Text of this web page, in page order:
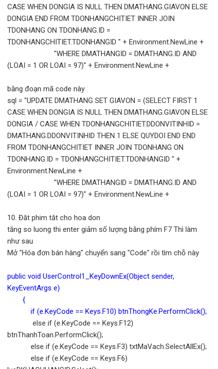
CASE WHEN DONGIA IS NULL THEN DMATHANG.GIAVON ELSE
DONGIA END FROM TDONHANGCHITIET INNER JOIN
TDONHANG ON TDONHANG.ID =
TDONHANGCHITIET.TDONHANGID " + Environment.NewLine +
"WHERE DMATHANGID = DMATHANG.ID AND
(LOAI = 1 OR LOAI = 97)" + Environment.NewLine +
bằng đoạn mã code này
sql = "UPDATE DMATHANG SET GIAVON = (SELECT FIRST 1
CASE WHEN DONGIA IS NULL THEN DMATHANG.GIAVON ELSE
DONGIA / CASE WHEN TDONHANGCHITIET.DDONVITINHID =
DMATHANG.DDONVITINHID THEN 1 ELSE QUYDOI END END
FROM TDONHANGCHITIET INNER JOIN TDONHANG ON
TDONHANG.ID = TDONHANGCHITIET.TDONHANGID " +
Environment.NewLine +
"WHERE DMATHANGID = DMATHANG.ID AND
(LOAI = 1 OR LOAI = 97)" + Environment.NewLine +
10. Đăt phim tăt cho hoa don
tăng so luong thi enter giảm số lượng bằng phím F7 Thì làm
như sau
Mở "Hóa đơn bán hàng" chuyển sang "Code" rồi tìm chỗ này
public void UserControl1_KeyDownEx(Object sender,
KeyEventArgs e)
{
if (e.KeyCode == Keys.F10) btnThongKe.PerformClick();
else if (e.KeyCode == Keys.F12)
btnThanhToan.PerformClick();
else if (e.KeyCode == Keys.F3) txtMaVach.SelectAllEx();
else if (e.KeyCode == Keys.F6)